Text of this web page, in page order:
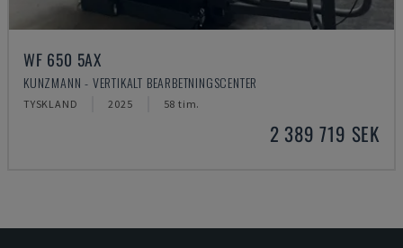
WF 650 5AX
KUNZMANN - VERTIKALT BEARBETNINGSCENTER
TYSKLAND 2025 58 tim.
2 389 719 SEK